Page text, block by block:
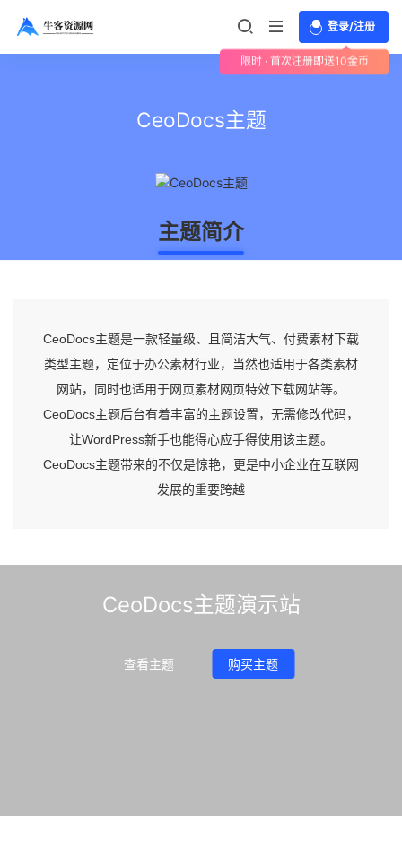
登录/注册
限时 · 首次注册即送10金币
CeoDocs主题
主题简介
CeoDocs主题是一款轻量级、且简洁大气、付费素材下载
类型主题，定位于办公素材行业，当然也适用于各类素材
网站，同时也适用于网页素材网页特效下载网站等。
CeoDocs主题后台有着丰富的主题设置，无需修改代码，
让WordPress新手也能得心应手得使用该主题。
CeoDocs主题带来的不仅是惊艳，更是中小企业在互联网
发展的重要跨越
CeoDocs主题演示站
查看主题 购买主题